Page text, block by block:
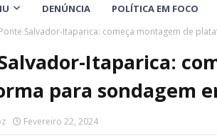
DENÚNCIA POLÍTICA EM FOCO
Ponte Salvador-Itaparica: começa montagem de
Itaparica:
para sondagem
Fevereiro 22, 2024